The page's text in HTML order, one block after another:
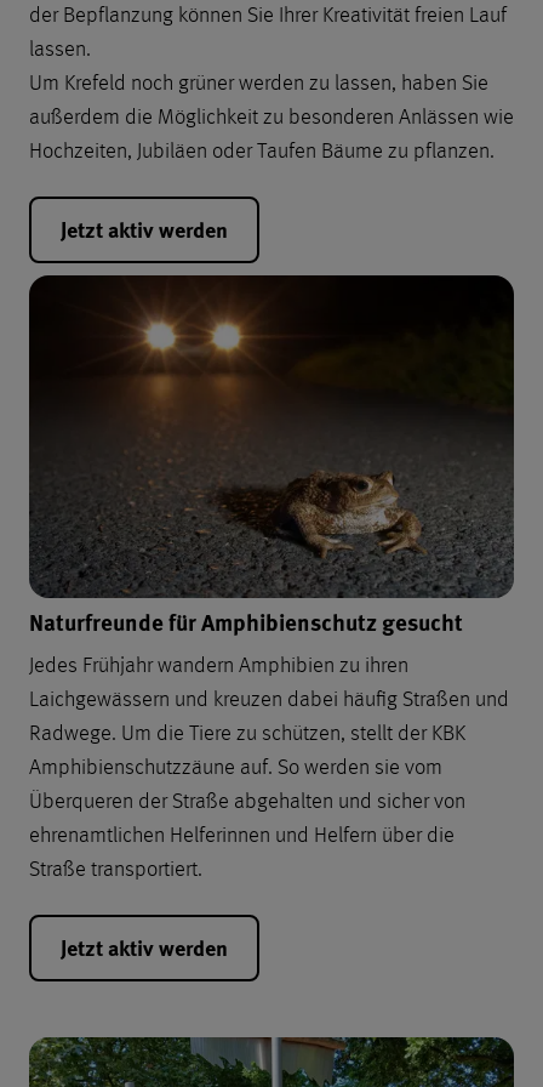
der Bepflanzung können Sie Ihrer Kreativität freien Lauf
lassen.
Um Krefeld noch grüner werden zu lassen, haben Sie
außerdem die Möglichkeit zu besonderen Anlässen wie
Hochzeiten, Jubiläen oder Taufen Bäume zu pflanzen.
Jetzt aktiv werden
Naturfreunde für Amphibienschutz gesucht
Jedes Frühjahr wandern Amphibien zu ihren
Laichgewässern und kreuzen dabei häufig Straßen und
Radwege. Um die Tiere zu schützen, stellt der KBK
Amphibienschutzzäune auf. So werden sie vom
Überqueren der Straße abgehalten und sicher von
ehrenamtlichen Helferinnen und Helfern über die
Straße transportiert.
Jetzt aktiv werden